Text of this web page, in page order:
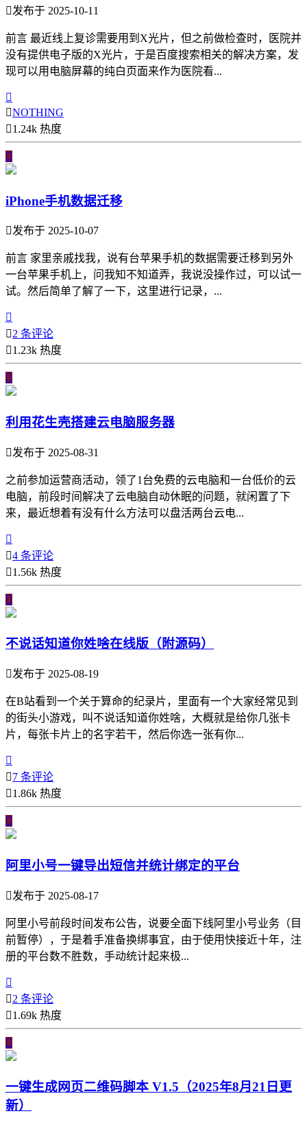
发布于 2025-10-11
前言 最近线上复诊需要用到X光片，但之前做检查时，医院并
没有提供电子版的X光片，于是百度搜索相关的解决方案，发
现可以用电脑屏幕的纯白页面来作为医院看...

NOTHING
1.24k 热度

iPhone手机数据迁移
发布于 2025-10-07
前言 家里亲戚找我，说有台苹果手机的数据需要迁移到另外
一台苹果手机上，问我知不知道弄，我说没操作过，可以试一
试。然后简单了解了一下，这里进行记录，...

2 条评论
1.23k 热度

利用花生壳搭建云电脑服务器
发布于 2025-08-31
之前参加运营商活动，领了1台免费的云电脑和一台低价的云
电脑，前段时间解决了云电脑自动休眠的问题，就闲置了下
来，最近想着有没有什么方法可以盘活两台云电...

4 条评论
1.56k 热度

不说话知道你姓啥在线版（附源码）
发布于 2025-08-19
在B站看到一个关于算命的纪录片，里面有一个大家经常见到
的街头小游戏，叫不说话知道你姓啥，大概就是给你几张卡
片，每张卡片上的名字若干，然后你选一张有你...

7 条评论
1.86k 热度

阿里小号一键导出短信并统计绑定的平台
发布于 2025-08-17
阿里小号前段时间发布公告，说要全面下线阿里小号业务（目
前暂停），于是着手准备换绑事宜，由于使用快接近十年，注
册的平台数不胜数，手动统计起来极...

2 条评论
1.69k 热度

一键生成网页二维码脚本 V1.5（2025年8月21日更
新）